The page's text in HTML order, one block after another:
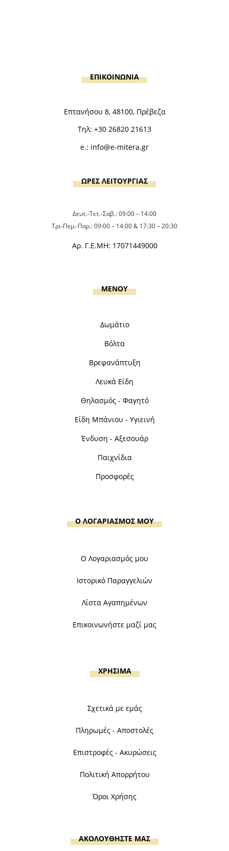
ΕΠΙΚΟΙΝΩΝΙΑ
Επτανήσου 8, 48100, Πρέβεζα
Τηλ: +30 26820 21613
e.: info@e-mitera.gr
ΩΡΕΣ ΛΕΙΤΟΥΡΓΙΑΣ
Δευτ.-Τετ.-Σαβ.: 09:00 – 14:00
Τρι-Πεμ.-Παρ.: 09:00 – 14:00 & 17:30 – 20:30
Αρ. Γ.Ε.ΜΗ: 17071449000
MENOY
Δωμάτιο
Βόλτα
Βρεφανάπτυξη
Λευκά Είδη
Θηλασμός - Φαγητό
Είδη Μπάνιου - Υγιεινή
Ένδυση - Αξεσουάρ
Παιχνίδια
Προσφορές
Ο ΛΟΓΑΡΙΑΣΜΟΣ ΜΟΥ
Ο Λογαριασμός μου
Ιστορικό Παραγγελιών
Λίστα Αγαπημένων
Επικοινωνήστε μαζί μας
ΧΡΗΣΙΜΑ
Σχετικά με εμάς
Πληρωμές - Αποστολές
Επιστροφές - Ακυρώσεις
Πολιτική Απορρήτου
Όροι Χρήσης
ΑΚΟΛΟΥΘΗΣΤΕ ΜΑΣ